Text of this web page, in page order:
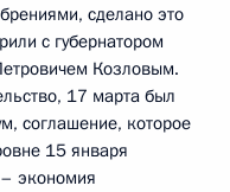
сделано это
с губернатором
Козловым.
17 марта был
соглашение, которое
15 января
экономия